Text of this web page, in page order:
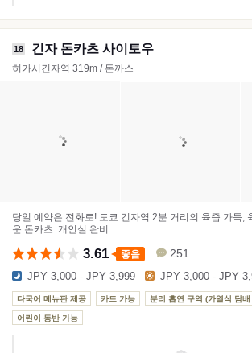
18 긴자 돈카츠 사이토우
히가시긴자역 319m / 돈까스
당일 예약은 전화로! 도쿄 긴자역 2분 거리의 육즙 가득,
운 돈카츠. 개인실 완비
3.61 좋음 251
JPY 3,000 - JPY 3,999 JPY 3,000 - JPY
다국어 메뉴판 제공 카드 가능 분리 흡연 구역 (가열식 담배
어린이 동반 가능